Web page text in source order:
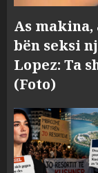
As
bën seksi
Lopez: Ta
(Foto)